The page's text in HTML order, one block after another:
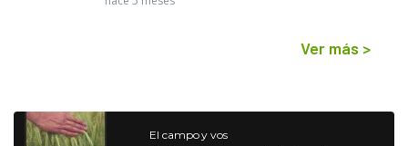
Ver más >
El campo y vos